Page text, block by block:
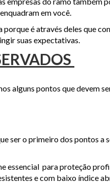
em você.
é através deles que
suas expectativas.
alguns pontos que devem
ser o primeiro dos pontos a
essencial para proteção
e com baixo índice